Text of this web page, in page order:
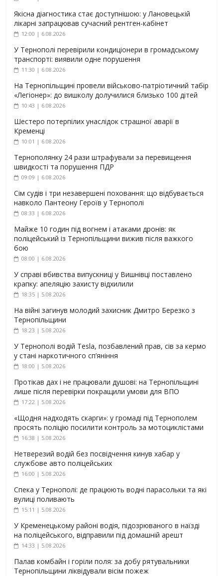
Якісна діагностика стає доступнішою: у Лановецькій
лікарні запрацював сучасний рентген-кабінет
12:00 | 6.08.2026
У Тернополі перевірили кондиціонери в громадському
транспорті: виявили одне порушення
11:30 | 6.08.2026
На Тернопільщині провели військово-патріотичний табір
«Легіонер»: до вишколу долучилися близько 100 дітей
10:43 | 6.08.2026
Шестеро потерпілих унаслідок страшної аварії в
Кременці
10:01 | 6.08.2026
Тернополянку 24 рази штрафували за перевищення
швидкості та порушення ПДР
09:09 | 6.08.2026
Сім судів і три незавершені поховання: що відбувається
навколо Пантеону Героїв у Тернополі
08:33 | 6.08.2026
Майже 10 годин під вогнем і атаками дронів: як
поліцейський із Тернопільщини вижив після важкого
бою
08:00 | 6.08.2026
У справі вбивства випускниці у Вишнівці поставлено
крапку: апеляцію захисту відхилили
18:35 | 5.08.2026
На війні загинув молодий захисник Дмитро Березко з
Тернопільщини
18:23 | 5.08.2026
У Тернополі водій Tesla, позбавлений прав, сів за кермо
у стані наркотичного сп’яніння
18:00 | 5.08.2026
Протікав дах і не працювали душові: на Тернопільщині
лише після перевірки покращили умови для ВПО
17:22 | 5.08.2026
«Щодня надходять скарги»: у громаді під Тернополем
просять поліцію посилити контроль за мотоциклістами
16:38 | 5.08.2026
Нетверезий водій без посвідчення кинув хабар у
службове авто поліцейських
16:00 | 5.08.2026
Спека у Тернополі: де працюють водні парасольки та які
вулиці поливають
15:11 | 5.08.2026
У Кременецькому районі водія, підозрюваного в наїзді
на поліцейського, відправили під домашній арешт
14:33 | 5.08.2026
Палав комбайн і горіли поля: за добу рятувальники
Тернопільщини ліквідували вісім пожеж